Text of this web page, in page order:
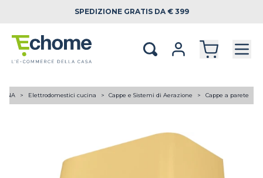
SPEDIZIONE GRATIS DA € 399
Elettrodomestici cucina Cappe e Sistemi di Aerazione Cappe a parete